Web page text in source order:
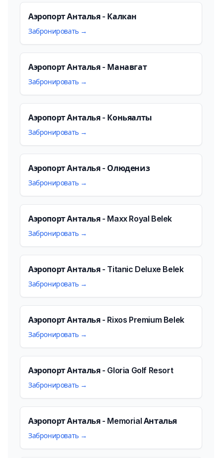
Аэропорт Анталья - Калкан
Забронировать →
Аэропорт Анталья - Манавгат
Забронировать →
Аэропорт Анталья - Коньяалты
Забронировать →
Аэропорт Анталья - Олюдениз
Забронировать →
Аэропорт Анталья - Maxx Royal Belek
Забронировать →
Аэропорт Анталья - Titanic Deluxe Belek
Забронировать →
Аэропорт Анталья - Rixos Premium Belek
Забронировать →
Аэропорт Анталья - Gloria Golf Resort
Забронировать →
Аэропорт Анталья - Memorial Анталья
Забронировать →